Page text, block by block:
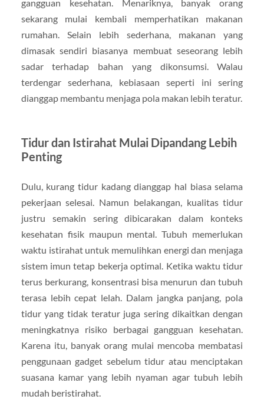
gangguan kesehatan. Menariknya, banyak orang
sekarang mulai kembali memperhatikan makanan
rumahan. Selain lebih sederhana, makanan yang
dimasak sendiri biasanya membuat seseorang lebih
sadar terhadap bahan yang dikonsumsi. Walau
terdengar sederhana, kebiasaan seperti ini sering
dianggap membantu menjaga pola makan lebih teratur.
Tidur dan Istirahat Mulai Dipandang Lebih
Penting
Dulu, kurang tidur kadang dianggap hal biasa selama
pekerjaan selesai. Namun belakangan, kualitas tidur
justru semakin sering dibicarakan dalam konteks
kesehatan fisik maupun mental. Tubuh memerlukan
waktu istirahat untuk memulihkan energi dan menjaga
sistem imun tetap bekerja optimal. Ketika waktu tidur
terus berkurang, konsentrasi bisa menurun dan tubuh
terasa lebih cepat lelah. Dalam jangka panjang, pola
tidur yang tidak teratur juga sering dikaitkan dengan
meningkatnya risiko berbagai gangguan kesehatan.
Karena itu, banyak orang mulai mencoba membatasi
penggunaan gadget sebelum tidur atau menciptakan
suasana kamar yang lebih nyaman agar tubuh lebih
mudah beristirahat.